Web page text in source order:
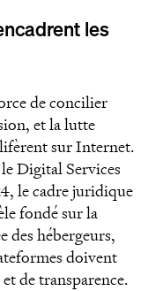
les
de concilier
et la lutte
sur Internet.
Digital Services
le cadre juridique
fondé sur la
des hébergeurs,
doivent
de transparence.